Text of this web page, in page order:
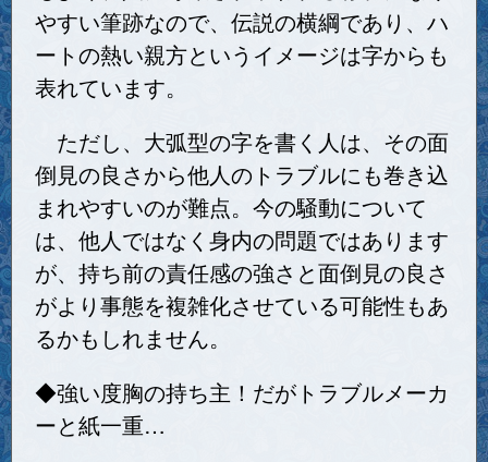
やすい筆跡なので、伝説の横綱であり、ハ
ートの熱い親方というイメージは字からも
表れています。
ただし、大弧型の字を書く人は、その面
倒見の良さから他人のトラブルにも巻き込
まれやすいのが難点。今の騒動について
は、他人ではなく身内の問題ではあります
が、持ち前の責任感の強さと面倒見の良さ
がより事態を複雑化させている可能性もあ
るかもしれません。
◆強い度胸の持ち主！だがトラブルメーカ
ーと紙一重…